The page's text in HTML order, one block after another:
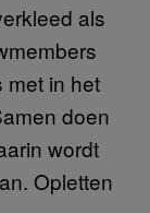
als
met in het
doen
wordt
Opletten